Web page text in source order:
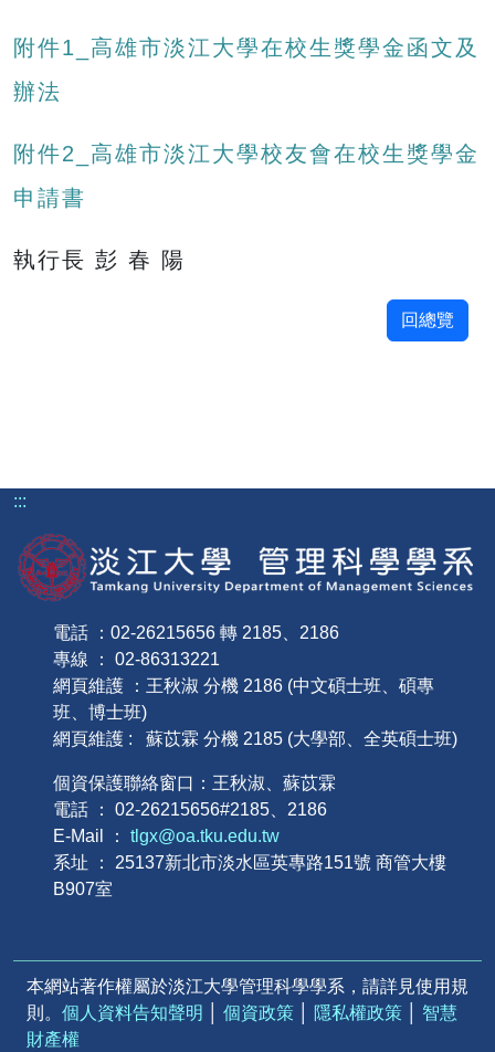
附件1_高雄市淡江大學在校生獎學金函文及
辦法
附件2_高雄市淡江大學校友會在校生獎學金
申請書
執行長 彭 春 陽
回總覽
:::
電話 ：02-26215656 轉 2185、2186
專線 ： 02-86313221
網頁維護 ：王秋淑 分機 2186 (中文碩士班、碩專
班、博士班)
網頁維護 : 蘇苡霖 分機 2185 (大學部、全英碩士班)
個資保護聯絡窗口：王秋淑、蘇苡霖
電話 ： 02-26215656#2185、2186
E-Mail ： tlgx@oa.tku.edu.tw
系址 ： 25137新北市淡水區英專路151號 商管大樓
B907室
本網站著作權屬於淡江大學管理科學學系，請詳見使用規
則。 個人資料告知聲明 個資政策 隱私權政策
智慧
財產權